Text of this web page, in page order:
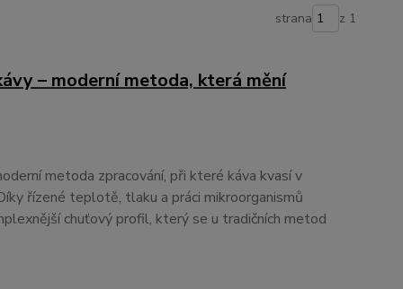
strana z 1
– moderní metoda, která mění
metoda zpracování, při které káva kvasí v
řízené teplotě, tlaku a práci mikroorganismů
chuťový profil, který se u tradičních metod